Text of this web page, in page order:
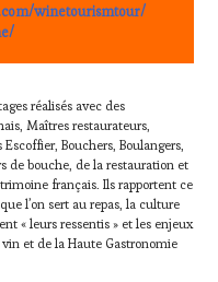
winetourismtour/
réalisés avec des
Maîtres restaurateurs,
Bouchers, Boulangers,
de bouche, de la restauration et
français. Ils rapportent ce
l’on sert au repas, la culture
« leurs ressentis » et les enjeux
et de la Haute Gastronomie